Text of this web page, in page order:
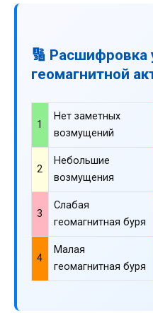
🔢 Расшифровка
геомагнитной
1
Нет заметных
возмущений
2
Небольшие
возмущения
3
Слабая
геомагнитная буря
4
Малая
геомагнитная буря